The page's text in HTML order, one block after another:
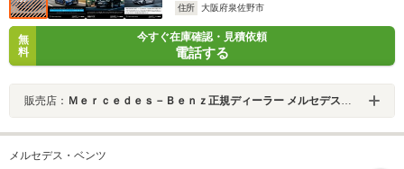
住所
大阪府泉佐野市
無
料
今すぐ在庫確認・見積依頼
電話する
販売店： Ｍｅｒｃｅｄｅｓ－Ｂｅｎｚ正規ディーラー メルセデス・ベンツ泉佐野
メルセデス・ベンツ